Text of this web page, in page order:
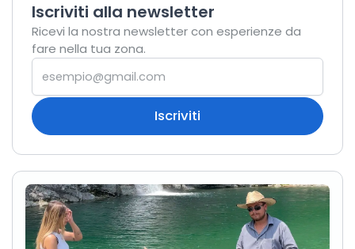
Iscriviti alla newsletter
Ricevi la nostra newsletter con esperienze da
fare nella tua zona.
Iscriviti